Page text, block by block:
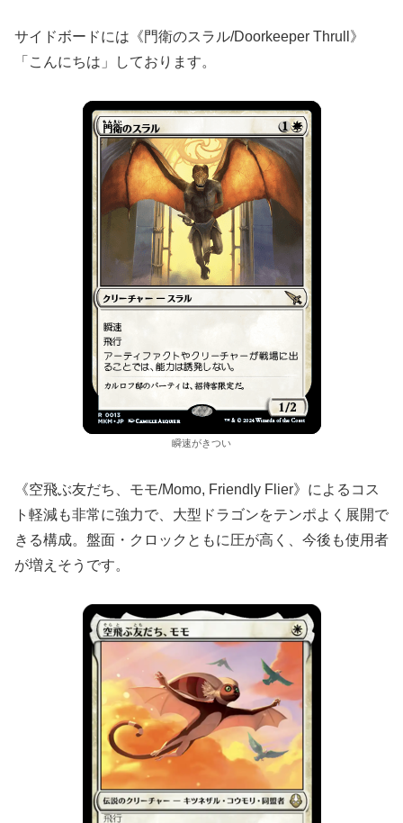
サイドボードには《門衛のスラル/Doorkeeper Thrull》
「こんにちは」しております。
瞬速がきつい
《空飛ぶ友だち、モモ/Momo, Friendly Flier》によるコス
ト軽減も非常に強力で、大型ドラゴンをテンポよく展開で
きる構成。盤面・クロックともに圧が高く、今後も使用者
が増えそうです。